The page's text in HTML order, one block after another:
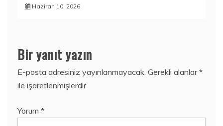
Haziran 10, 2026
Bir yanıt yazın
E-posta adresiniz yayınlanmayacak. Gerekli alanlar*
ile işaretlenmişlerdir
Yorum *